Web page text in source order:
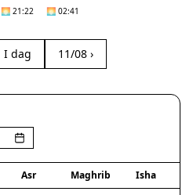
🌅 21:22 🌅 02:41
I dag 11/08 ›
Asr Maghrib
Isha